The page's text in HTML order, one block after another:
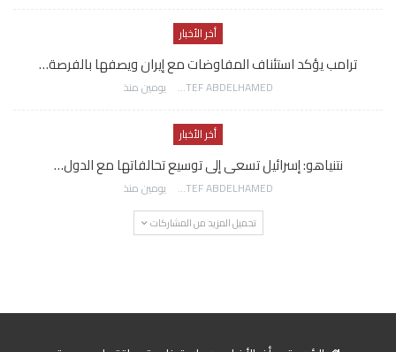
أخر الأخبار
ترامب يؤكد استئناف المفاوضات مع إيران ويصفها بالفرصة…
AWATEF ABDELHAMED يومين منذ
أخر الأخبار
نتنياهو: إسرائيل تسعى إلى توسيع تحالفاتها مع الدول…
AWATEF ABDELHAMED يومين منذ
تحميل المزيد من المشاركات